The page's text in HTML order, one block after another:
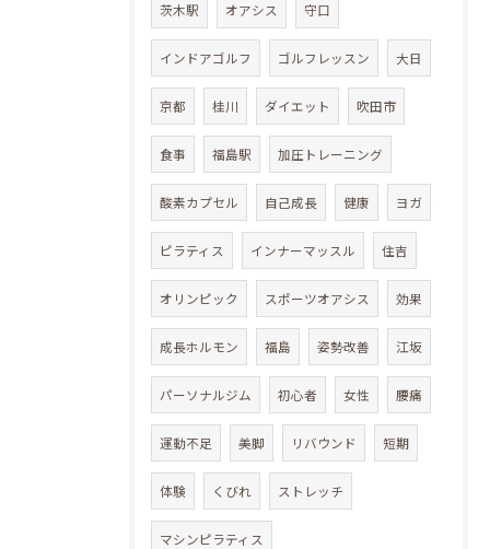
茨木駅 オアシス 守口
インドアゴルフ ゴルフレッスン 大日
京都 桂川 ダイエット 吹田市
食事 福島駅 加圧トレーニング
酸素カプセル 自己成長 健康 ヨガ
ピラティス インナーマッスル 住吉
オリンピック スポーツオアシス 効果
成長ホルモン 福島 姿勢改善 江坂
パーソナルジム 初心者 女性 腰痛
運動不足 美脚 リバウンド 短期
体験 くびれ ストレッチ
マシンピラティス